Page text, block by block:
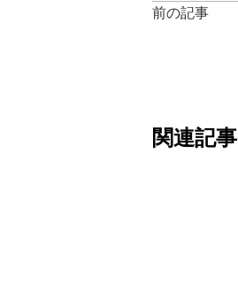
前の記事
関連記事